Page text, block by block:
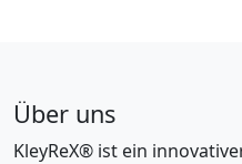
Über uns
KleyReX® ist ein